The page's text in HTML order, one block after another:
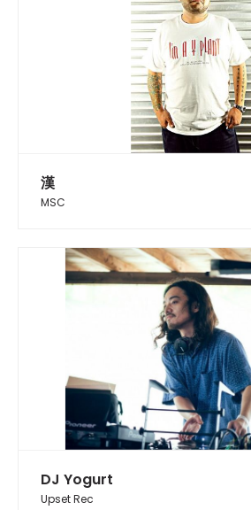
漢
MSC
DJ Yogurt
Upset Rec